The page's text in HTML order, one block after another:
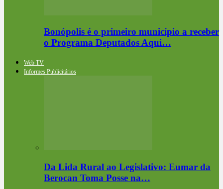
Bonópolis é o primeiro município a receber
o Programa Deputados Aqui…
Web TV
Informes Publicitários
Da Lida Rural ao Legislativo: Eumar da
Berocan Toma Posse na…